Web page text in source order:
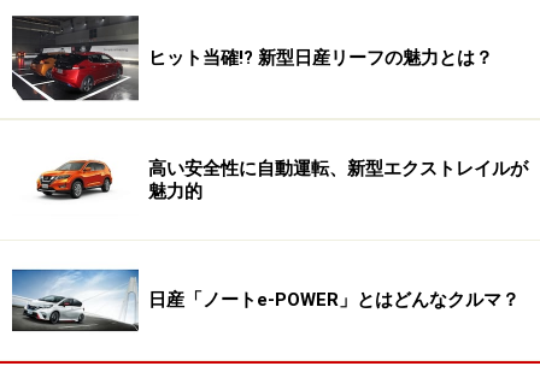
ヒット当確!? 新型日産リーフの魅力とは？
高い安全性に自動運転、新型エクストレイルが
魅力的
日産「ノートe-POWER」とはどんなクルマ？